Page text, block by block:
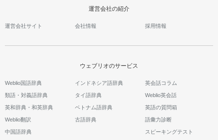
運営会社の紹介
運営会社サイト 会社情報 採用情報
ウェブリオのサービス
Weblio国語辞典
類語・対義語辞典
英和辞典・和英辞典
Weblio翻訳
中国語辞典
インドネシア語辞典
タイ語辞典
ベトナム語辞典
古語辞典
英会話コラム
Weblio英会話
英語の質問箱
語彙力診断
スピーキングテスト